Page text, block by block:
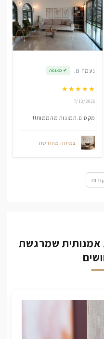
נעמה מ. ✔ מאומת
★★★★★
7/13/2026
מקסים.תמונות מהממות!!
צמיחה מחודשת
אמנותית שמרגשת